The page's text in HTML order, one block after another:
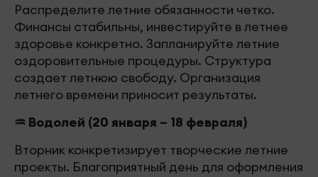
Распределите летние обязанности четко.
Финансы стабильны, инвестируйте в летнее
здоровье конкретно. Запланируйте летние
оздоровительные процедуры. Структура
создает летнюю свободу. Организация
летнего времени приносит результаты.
♒ Водолей (20 января – 18 февраля)
Вторник конкретизирует творческие летние
проекты. Благоприятный день для оформления